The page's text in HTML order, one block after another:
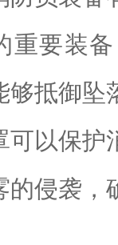
重要装
够抵御坠
可以保护
的侵袭，